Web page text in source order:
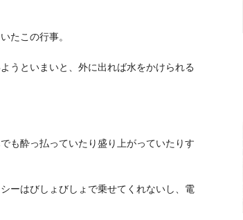
たこの行事。
うといまいと、外に出れば水をかけられる
も酔っ払っていたり盛り上がっていたりす
ーはびしょびしょで乗せてくれないし、電